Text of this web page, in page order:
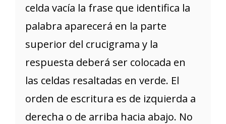
celda vacía la frase que identifica la
palabra aparecerá en la parte
superior del crucigrama y la
respuesta deberá ser colocada en
las celdas resaltadas en verde. El
orden de escritura es de izquierda a
derecha o de arriba hacia abajo. No